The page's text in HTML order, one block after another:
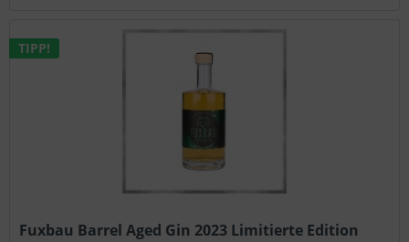
TIPP!
Fuxbau Barrel Aged Gin 2023 Limitierte Edition